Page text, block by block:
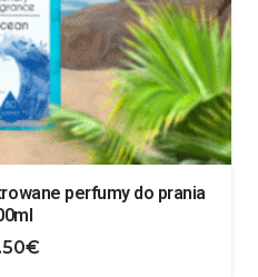
perfumy do prania
€